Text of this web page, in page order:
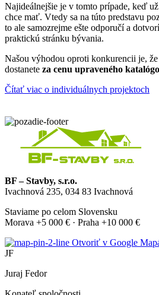
Najideálnejšie je v tomto prípade, keď už
chce mať. Vtedy sa na túto predstavu
to ale samozrejme ešte odporučí a
praktickú stránku bývania.
Našou výhodou oproti konkurencii je,
dostanete za cenu upraveného
Čítať viac o individuálnych projektoch
BF – Stavby, s.r.o.
Ivachnová 235, 034 83 Ivachnová
Staviame po celom Slovensku
Morava +5 000 € · Praha +10 000 €
Otvoriť v Google
JF
Juraj Fedor